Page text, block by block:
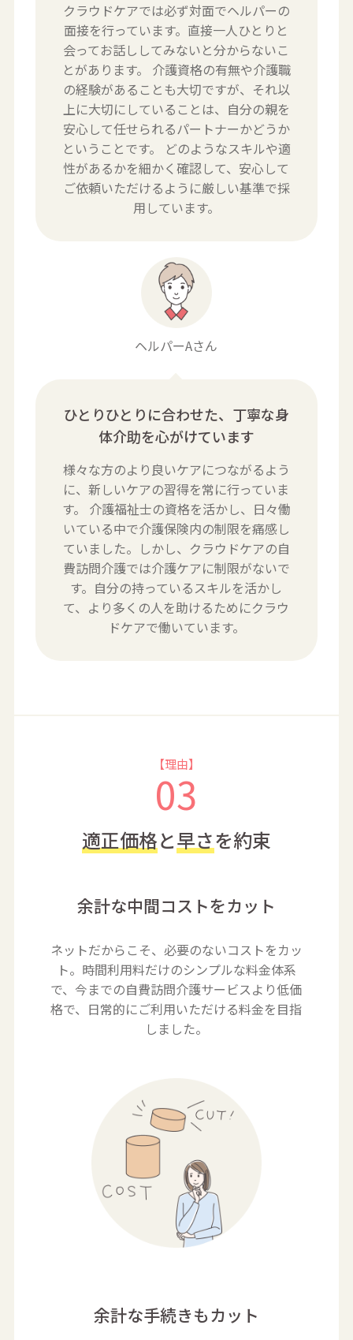
クラウドケアでは必ず対面でヘルパーの
面接を行っています。直接一人ひとりと
会ってお話ししてみないと分からないこ
とがあります。 介護資格の有無や介護職
の経験があることも大切ですが、それ以
上に大切にしていることは、自分の親を
安心して任せられるパートナーかどうか
ということです。
どのようなスキルや適
性があるかを細かく確認して、安心して
ご依頼いただけるように厳しい基準で採
用しています。
ヘルパーAさん
ひとりひとりに合わせた、丁寧な身
体介助を心がけています
様々な方のより良いケアにつながるよう
に、新しいケアの習得を常に行っていま
す。 介護福祉士の資格を活かし、日々働
いている中で介護保険内の制限を痛感し
ていました。しかし、クラウドケアの自
費訪問介護では介護ケアに制限がないで
す。自分の持っているスキルを活かし
て、より多くの人を助けるためにクラウ
ドケアで働いています。
【理由】
03
適正価格と早さを約束
余計な中間コストをカット
ネットだからこそ、必要のないコストをカッ
ト。時間利用料だけのシンプルな料金体系
で、 今までの自費訪問介護サービスより低価
格で、日常的にご利用いただける料金を目指
しました。
余計な手続きもカット